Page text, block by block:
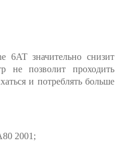
6AT значительно снизит
не позволит проходить
и потреблять больше
2001;